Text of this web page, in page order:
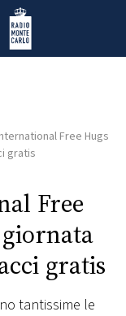
Radio Monte Carlo
Free Hugs
gratis
Free
gratis
tantissime le